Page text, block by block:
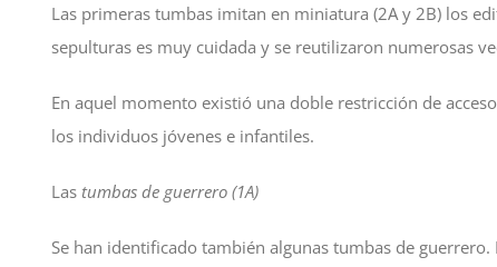
Las primeras tumbas imitan en miniatura (2A y 2B) los
sepulturas es muy cuidada y se reutilizaron numerosas
En aquel momento existió una doble restricción de
los individuos jóvenes e infantiles.
Las tumbas de guerrero (1A)
Se han identificado también algunas tumbas de